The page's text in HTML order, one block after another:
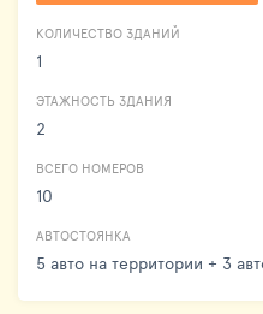
КОЛИЧЕСТВО ЗДАНИЙ
1
ЭТАЖНОСТЬ ЗДАНИЯ
2
ВСЕГО НОМЕРОВ
10
АВТОСТОЯНКА
5 авто на территории + 3